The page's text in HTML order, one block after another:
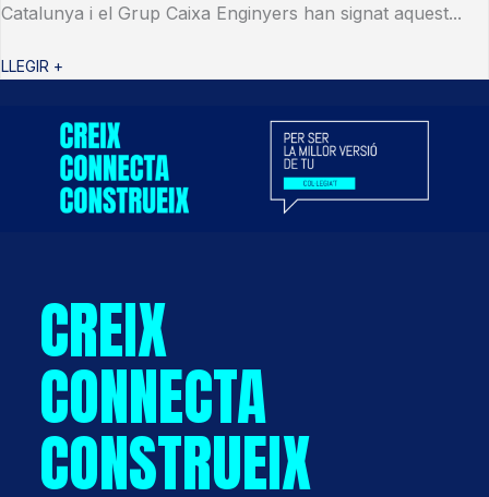
Catalunya i el Grup Caixa Enginyers han signat aquest...
LLEGIR +
CREIX
CONNECTA
CONSTRUEIX